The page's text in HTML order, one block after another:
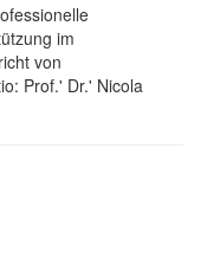
im
von
Prof.' Dr.' Nicola